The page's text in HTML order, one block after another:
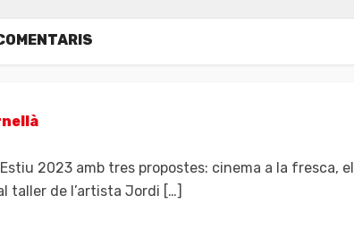
2023 amb tres propostes: cinema a la fresca, el
taller de l’artista Jordi […]